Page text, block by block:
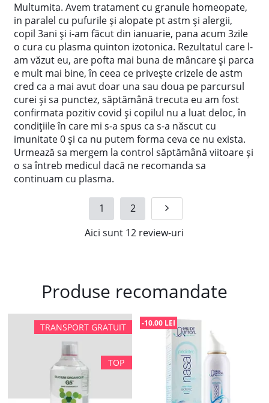
Multumita. Avem tratament cu granule homeopate,
in paralel cu pufurile și alopate pt astm și alergii,
copil 3ani și i-am făcut din ianuarie, pana acum 3zile
o cura cu plasma quinton izotonica. Rezultatul care l-
am văzut eu, are pofta mai buna de mâncare și parca
e mult mai bine, în ceea ce privește crizele de astm
cred ca a mai avut doar una sau doua pe parcursul
curei și sa punctez, săptămână trecuta eu am fost
confirmata pozitiv covid și copilul nu a luat deloc, în
condițiile în care mi s-a spus ca s-a născut cu
imunitate 0 și ca nu putem forma ceva ce nu exista.
Urmează sa mergem la control săptămână viitoare și
o sa întreb medicul dacă ne recomanda sa
continuam cu plasma.
1
2
Aici sunt 12 review-uri
Produse recomandate
-10.00 LEI